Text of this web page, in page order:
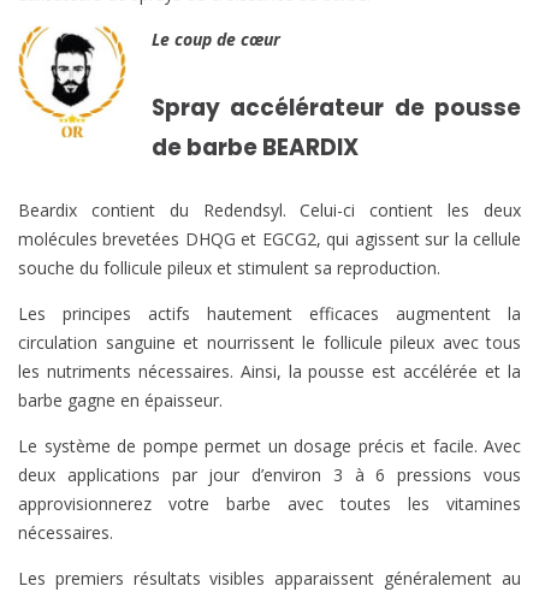
Le coup de cœur
Spray accélérateur de pousse
de barbe BEARDIX
Beardix contient du Redendsyl. Celui-ci contient les deux
molécules brevetées DHQG et EGCG2, qui agissent sur la cellule
souche du follicule pileux et stimulent sa reproduction.
Les principes actifs hautement efficaces augmentent la
circulation sanguine et nourrissent le follicule pileux avec tous
les nutriments nécessaires. Ainsi, la pousse est accélérée et la
barbe gagne en épaisseur.
Le système de pompe permet un dosage précis et facile. Avec
deux applications par jour d’environ 3 à 6 pressions vous
approvisionnerez votre barbe avec toutes les vitamines
nécessaires.
Les premiers résultats visibles apparaissent généralement au